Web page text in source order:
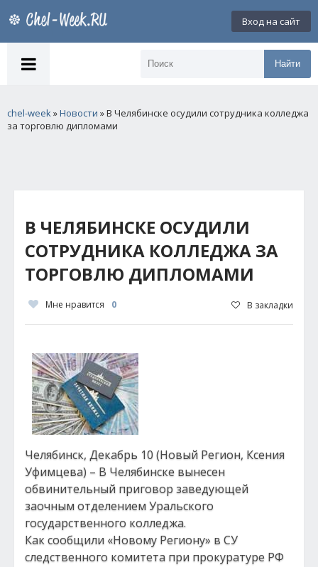
Вход на сайт
Найти
chel-week»Новости » В Челябинске осудили сотрудника колледжа
за торговлю дипломами
В ЧЕЛЯБИНСКЕ ОСУДИЛИ
СОТРУДНИКА КОЛЛЕДЖА ЗА
ТОРГОВЛЮ ДИПЛОМАМИ
Мне нравится 0 В закладки
Челябинск, Декабрь 10 (Новый Регион, Ксения
Уфимцева) – В Челябинске вынесен
обвинительный приговор заведующей
заочным отделением Уральского
государственного колледжа.
Как сообщили «Новому Региону» в СУ
следственного комитета при прокуратуре РФ